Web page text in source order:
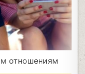
отношениям